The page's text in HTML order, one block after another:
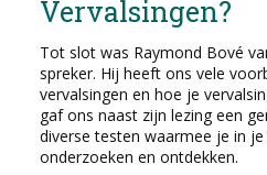
Vervalsingen?
Tot slot was Raymond Bové
spreker. Hij heeft ons vele
vervalsingen en hoe je
gaf ons naast zijn lezing een
diverse testen waarmee je in
onderzoeken en ontdekken.